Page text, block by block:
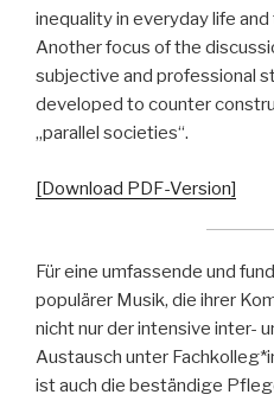
inequality in everyday life
Another focus of the
subjective and professional
developed to counter
„parallel societies“.
[Download PDF-Version]
Für eine umfassende und
populärer Musik, die ihrer
nicht nur der intensive inter-
Austausch unter
ist auch die beständige